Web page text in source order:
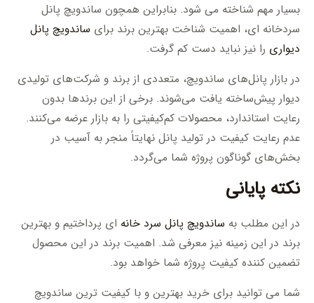
بسیار مهم شناخته می شود. بنابراین همچون ساندویچ پانل
سردخانه ای، اهمیت شناخت بهترین برند برای ساندویچ پانل
دیواری را نیز نباید دست کم گرفت.
در بازار پانل‌های ساندویچ، متعددی از برند و شرکت‌های تولیدی
دیوار پیش‌ساخته یافت می‌شوند. برخی از این برندها بدون
رعایت استاندارد، محصولات کم‌کیفیتی را به بازار عرضه می‌کنند.
عدم رعایت کیفیت در تولید پانل نهایتاً منجر به آسیب در
بخش‌های گوناگون پروژه شما می‌گردد.
نکته پایانی
در این مطلب به ساندویچ پانل سرد خانه ای پرداختیم و بهترین
برند در این زمینه نیز معرفی شد. اهمیت برند در این محصول
تضمین کننده کیفیت پروژه شما خواهد بود.
شما می توانید برای خرید بهترین و با کیفیت ترین ساندویچ